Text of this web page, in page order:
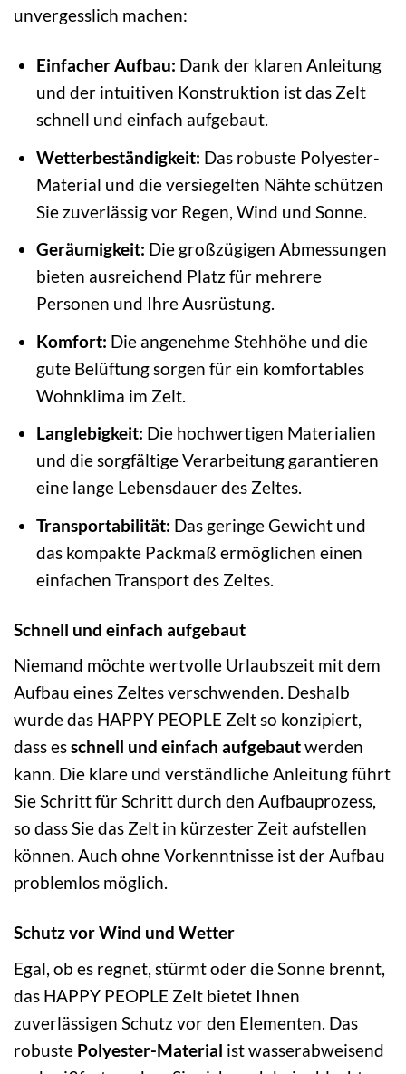
unvergesslich machen:
Einfacher Aufbau: Dank der klaren Anleitung
und der intuitiven Konstruktion ist das Zelt
schnell und einfach aufgebaut.
Wetterbeständigkeit: Das robuste Polyester-
Material und die versiegelten Nähte schützen
Sie zuverlässig vor Regen, Wind und Sonne.
Geräumigkeit: Die großzügigen Abmessungen
bieten ausreichend Platz für mehrere
Personen und Ihre Ausrüstung.
Komfort: Die angenehme Stehhöhe und die
gute Belüftung sorgen für ein komfortables
Wohnklima im Zelt.
Langlebigkeit: Die hochwertigen Materialien
und die sorgfältige Verarbeitung garantieren
eine lange Lebensdauer des Zeltes.
Transportabilität: Das geringe Gewicht und
das kompakte Packmaß ermöglichen einen
einfachen Transport des Zeltes.
Schnell und einfach aufgebaut
Niemand möchte wertvolle Urlaubszeit mit dem
Aufbau eines Zeltes verschwenden. Deshalb
wurde das HAPPY PEOPLE Zelt so konzipiert,
dass esschnell und einfach aufgebautwerden
kann. Die klare und verständliche Anleitung führt
Sie Schritt für Schritt durch den Aufbauprozess,
so dass Sie das Zelt in kürzester Zeit aufstellen
können. Auch ohne Vorkenntnisse ist der Aufbau
problemlos möglich.
Schutz vor Wind und Wetter
Egal, ob es regnet, stürmt oder die Sonne brennt,
das HAPPY PEOPLE Zelt bietet Ihnen
zuverlässigen Schutz vor den Elementen. Das
robuste Polyester-Material ist wasserabweisend